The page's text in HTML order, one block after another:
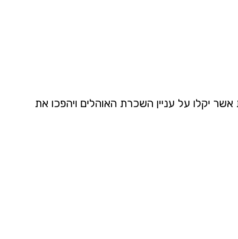
יקלו על עניין השכרת האוהלים ויהפכו את